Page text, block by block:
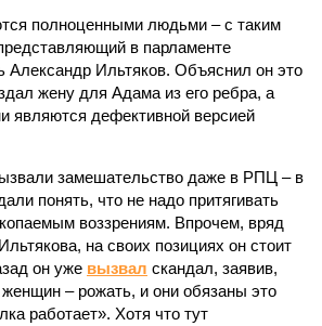
полноценными людьми – с таким
в парламенте
Александр Ильтяков. Объяснил он это
жену для Адама из его ребра, а
являются дефективной версией
замешательство даже в РПЦ – в
понять, что не надо притягивать
воззрениям. Впрочем, вряд
на своих позициях он стоит
он уже вызвал скандал, заявив,
женщин – рожать, и они обязаны это
работает». Хотя что тут